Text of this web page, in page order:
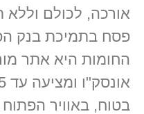
אורכה, לכולם וללא
פסח בתמיכת בנק
החומות היא אתר
בטוח, באוויר הפתוח